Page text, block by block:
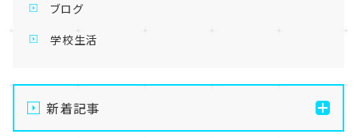
ブログ
学校生活
新着記事